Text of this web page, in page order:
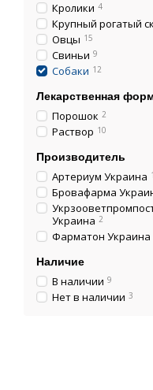
Кролики 4
Крупный рогатый
Овцы 15
Свиньи 9
Собаки 12
Лекарственная
Порошок 2
Раствор 10
Производитель
Артериум Украина 1
Бровафарма
Украина 2
Фарматон Украина
Наличие
В наличии 9
Нет в наличии 3